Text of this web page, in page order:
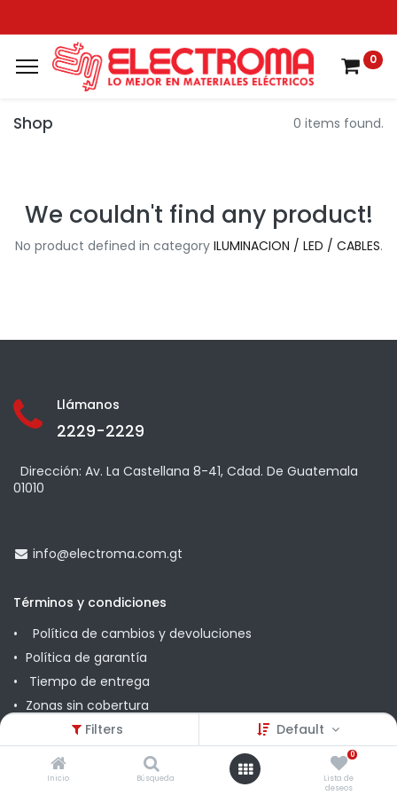
Filters Default
Inicio Búsqueda
0
Lista de
deseos
0
Shop 0 items found.
We couldn't find any product!
No product defined in category ILUMINACION / LED / CABLES.
Llámanos
2229-2229
Dirección: Av. La Castellana 8-41, Cdad. De Guatemala
01010
info@electroma.com.gt
Términos y condiciones
Política de cambios y devoluciones
Política de garantía
Tiempo de entrega
Zonas sin cobertura
Promociones
Comunícate con nosotros